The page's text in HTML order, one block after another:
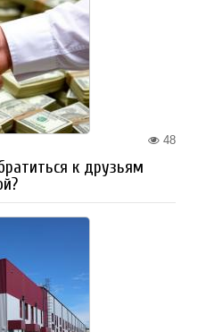
48
к друзьям